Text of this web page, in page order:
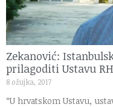
Zekanović:
prilagoditi Ustavu RH
8 ožujka, 2017
“U hrvatskom Ustavu,